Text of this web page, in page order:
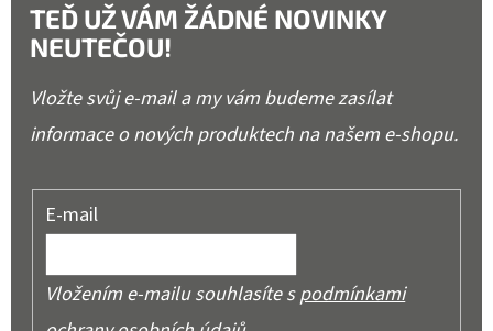
TEĎ UŽ VÁM ŽÁDNÉ NOVINKY
NEUTEČOU!
Vložte svůj e-mail a my vám budeme zasílat
informace o nových produktech na našem e-shopu.
E-mail
Vložením e-mailu souhlasíte spodmínkami